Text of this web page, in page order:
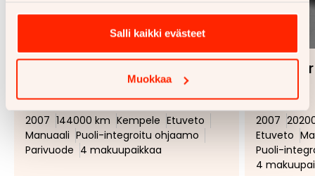
Salli kaikki evästeet
Muokkaa
1/32
suosikiksi
suosikeista
Fiat 2,3 130
2007 144000 km Kempele Etuveto
Manuaali Puoli-integroitu ohjaamo
Parivuode 4 makuupaikkaa
Fiat 130hv.
2007
Etuveto
Puoli-
4